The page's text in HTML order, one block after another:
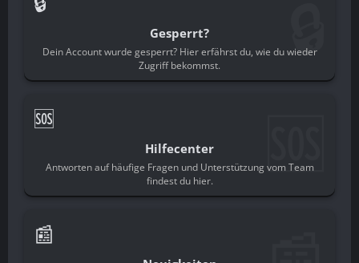
Gesperrt?
Dein Account wurde gesperrt? Hier erfährst du, wie du wieder
Zugriff bekommst.
🔒
🆘
Hilfecenter
Antworten auf häufige Fragen und Unterstützung vom Team
findest du hier.
🆘
📰